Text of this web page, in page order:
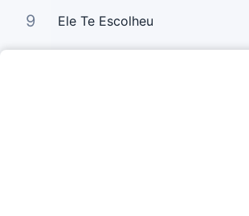
9 Ele Te Escolheu